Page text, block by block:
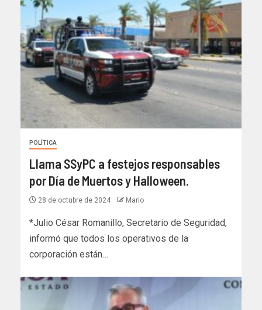
POLÍTICA
Llama SSyPC a festejos responsables
por Día de Muertos y Halloween.
28 de octubre de 2024 Mario
*Julio César Romanillo, Secretario de Seguridad,
informó que todos los operativos de la
corporación están…